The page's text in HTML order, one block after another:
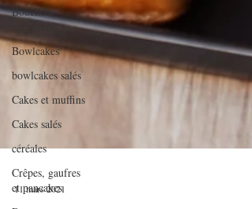
Bouchées
apéritives
Bowlcakes
bowlcakes salés
Cakes et muffins
Cakes salés
céréales
Crêpes, gaufres
et pancakes